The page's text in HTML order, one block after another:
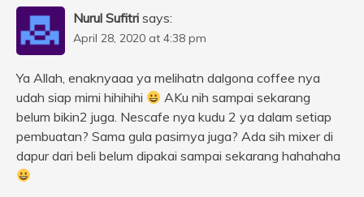
Nurul Sufitri says:
April 28, 2020 at 4:38 pm
Ya Allah, enaknyaaa ya melihatn dalgona coffee nya
udah siap mimi hihihihi
AKu nih sampai sekarang
belum bikin2 juga. Nescafe nya kudu 2 ya dalam setiap
pembuatan? Sama gula pasirnya juga? Ada sih mixer di
dapur dari beli belum dipakai sampai sekarang hahahaha